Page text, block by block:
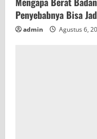
Penyebabnya Bisa
admin Agustus 6,